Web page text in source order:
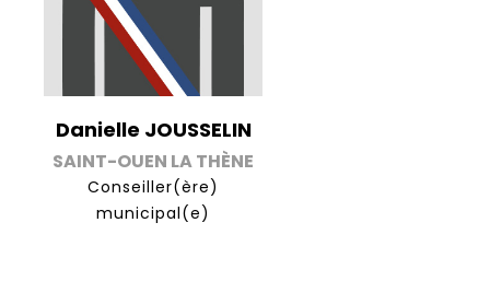
Danielle JOUSSELIN
SAINT-OUEN LA THÈNE
Conseiller(ère)
municipal(e)